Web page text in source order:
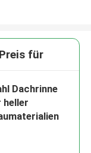
für
Dachrinne
heller